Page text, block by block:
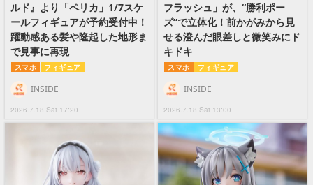
ルド』より「ペリカ」1/7スケ
ールフィギュアが予約受付中！
躍動感ある髪や隆起した地形ま
で見事に再現
スマホ フィギュア
2026.7.18 Sat 17:20
INSIDE
フラッシュ」が、“勝利ポー
ズ”で立体化！前かがみから見
せる澄んだ眼差しと微笑みにド
キドキ
スマホ フィギュア
2026.7.18 Sat 13:00
INSIDE